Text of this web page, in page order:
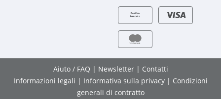
Aiuto / FAQ | Newsletter | Contatti
Informazioni legali | Informativa sulla privacy | Condizioni
generali di contratto